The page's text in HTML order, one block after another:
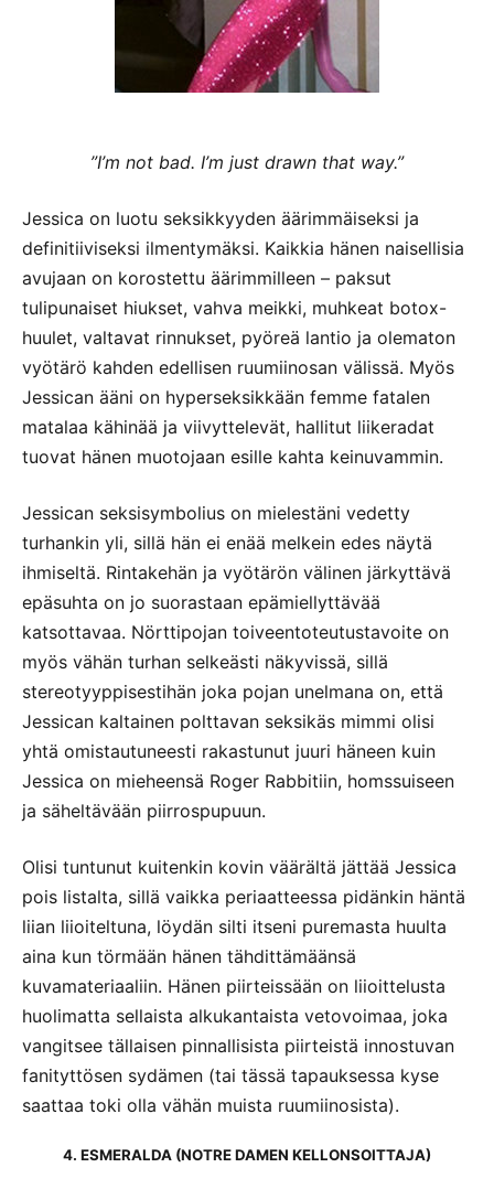
”I’m not bad. I’m just drawn that way.”
Jessica on luotu seksikkyyden äärimmäiseksi ja
definitiiviseksi ilmentymäksi. Kaikkia hänen naisellisia
avujaan on korostettu äärimmilleen – paksut
tulipunaiset hiukset, vahva meikki, muhkeat botox-
huulet, valtavat rinnukset, pyöreä lantio ja olematon
vyötärö kahden edellisen ruumiinosan välissä. Myös
Jessican ääni on hyperseksikkään femme fatalen
matalaa kähinää ja viivyttelevät, hallitut liikeradat
tuovat hänen muotojaan esille kahta keinuvammin.
Jessican seksisymbolius on mielestäni vedetty
turhankin yli, sillä hän ei enää melkein edes näytä
ihmiseltä. Rintakehän ja vyötärön välinen järkyttävä
epäsuhta on jo suorastaan epämiellyttävää
katsottavaa. Nörttipojan toiveentoteutustavoite on
myös vähän turhan selkeästi näkyvissä, sillä
stereotyyppisestihän joka pojan unelmana on, että
Jessican kaltainen polttavan seksikäs mimmi olisi
yhtä omistautuneesti rakastunut juuri häneen kuin
Jessica on mieheensä Roger Rabbitiin, homssuiseen
ja säheltävään piirrospupuun.
Olisi tuntunut kuitenkin kovin väärältä jättää Jessica
pois listalta, sillä vaikka periaatteessa pidänkin häntä
liian liioiteltuna, löydän silti itseni puremasta huulta
aina kun törmään hänen tähdittämäänsä
kuvamateriaaliin. Hänen piirteissään on liioittelusta
huolimatta sellaista alkukantaista vetovoimaa, joka
vangitsee tällaisen pinnallisista piirteistä innostuvan
fanityttösen sydämen (tai tässä tapauksessa kyse
saattaa toki olla vähän muista ruumiinosista).
4. ESMERALDA (NOTRE DAMEN KELLONSOITTAJA)